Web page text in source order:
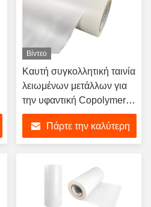
Βίντεο
Καυτή συγκολλητική ταινία
λειωμένων μετάλλων για
την υφαντική Copolymer
αιθυλενίου υφάσματος
ακρυλική όξινη κόλλα PO
Πάρτε την καλύτερη